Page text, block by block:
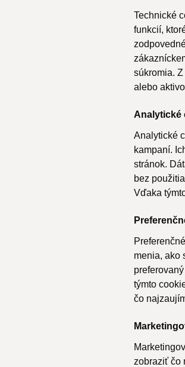
Technické
funkcií,
súkromia.
alebo
Analytické
Analytické
kampaní.
stránok.
bez
Vďaka
menia, ako
týmto
čo
zobraziť čo